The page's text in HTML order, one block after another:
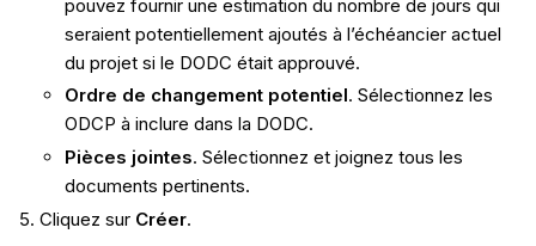
pouvez fournir une estimation du nombre de jours qui
seraient potentiellement ajoutés à l’échéancier actuel
du projet si le DODC était approuvé.
Ordre de changement potentiel. Sélectionnez les
ODCP à inclure dans la DODC.
Pièces jointes. Sélectionnez et joignez tous les
documents pertinents.
Cliquez sur Créer.